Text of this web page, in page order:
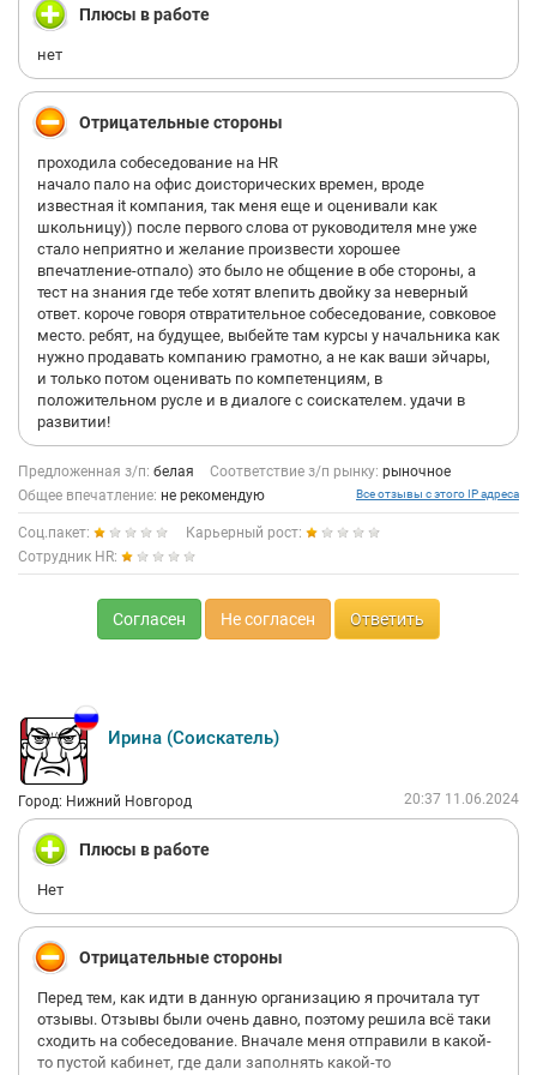
квартал, и мало кто тебе помогает в этом, а ты еще ничего не
понимаешь и не знаешь) потом у тебя будет оклад 25 и
премия, которую ну дай бог ты сделаешь где то 35-44 тысяч до
Нужно сдать 3 экзамена на испытательном по продажам,
хотя ты не продажник, но это ты так думаешь.
Через месяц тебе практически запрещают учится, только
звонить, звонить и звонить! Постоянное давление по этому
поводу.
Ты как в тюрьме как в КЦ не можешь отойти от стола, тебе
начинают писать где ты и почему ты не звонишь мертвым
клиентам, не мучаешь их тупой инфой о каких то вебинарах и
тд.
зп прямо ниже рыночной, многие кто там работает уже очень
уставшие, холодный коллектив, настолько люди привыкли к
текучке, что уже даже не сближаются.
Руководство обладает огромными хард скилами по продукту
и проектам, но абсолютно не развиты софт скилы. Нет
понимая как работать с сотрудниками, извечная одна и та же
песня.
понимая личности, потенциала, нет карты развития
сотрудников, нет грейдов (только у тех специалистов).
До офиса неудобно добираться, рядом мало мест где можно
поесть, не все доставки туда доставляют.
ДМС только после 6 месяцев и то частичный, остальное ты
платишь.
зато забитой головой как лучше продавать клиентам, то что
им на самом деле пока не нужно или вообще не нужно.
Даже для приобретения опыта есть компании которые дают
намного больше.
Плюсы в работе
нет
Отрицательные стороны
проходила собеседование на HR
начало пало на офис доисторических времен, вроде
известная it компания, так меня еще и оценивали как
школьницу)) после первого слова от руководителя мне уже
стало неприятно и желание произвести хорошее
впечатление-отпало) это было не общение в обе стороны, а
тест на знания где тебе хотят влепить двойку за неверный
ответ. короче говоря отвратительное собеседование, совковое
место. ребят, на будущее, выбейте там курсы у начальника как
нужно продавать компанию грамотно, а не как ваши эйчары,
и только потом оценивать по компетенциям, в
положительном русле и в диалоге с соискателем. удачи в
развитии!
Предложенная з/п: белая Соответствие з/п рынку: рыночное
Общее впечатление: не рекомендую Все отзывы с этого IP адреса
Соц.пакет:
Карьерный рост:
Сотрудник HR:
Согласен Не согласен Ответить
Ирина (Соискатель)
Город: Нижний Новгород 20:37 11.06.2024
Плюсы в работе
Нет
Отрицательные стороны
Перед тем, как идти в данную организацию я прочитала тут
отзывы. Отзывы были очень давно, поэтому решила всё таки
сходить на собеседование. Вначале меня отправили в какой-
то пустой кабинет, где дали заполнять какой-то